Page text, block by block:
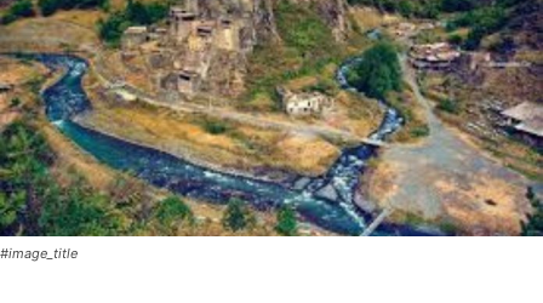
#image_title